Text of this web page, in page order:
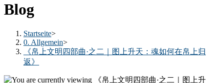
Blog
Startseite>
0. Allgemein>
《帛上文明四部曲·之二｜图上升天：魂如何在帛上归
返》